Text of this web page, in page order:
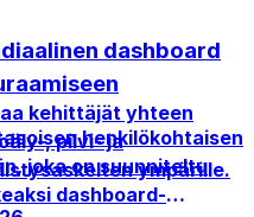
dashboard
henkilökohtaisen
joka on suunniteltu
dashboard-
kehittäjät yhteen
, pilvi- ja
ympärille.